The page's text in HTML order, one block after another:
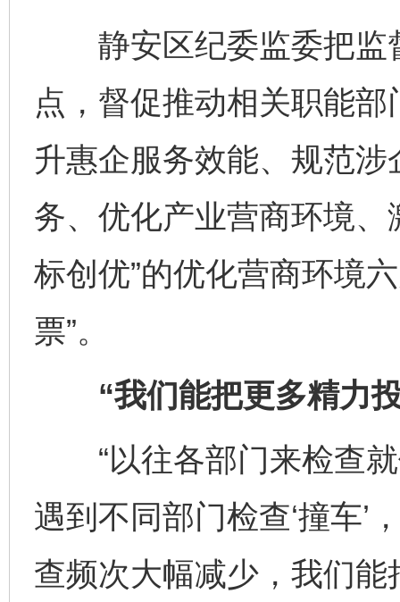
静安区纪委监委把监
点，督促推动相关职能
升惠企服务效能、规范
务、优化产业营商环境
标创优”的优化营商环境
票”。
“我们能把更多精力投
“以往各部门来检查就
遇到不同部门检查‘撞车’
查频次大幅减少，我们